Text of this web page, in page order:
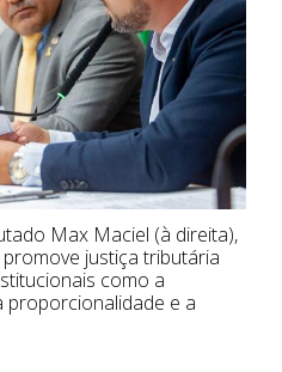
Max Maciel (à direita),
justiça tributária
como a
proporcionalidade e a